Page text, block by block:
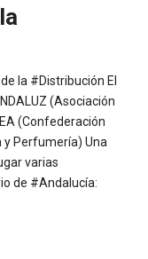
la #Distribución El
(Asociación
(Confederación
Perfumería) Una
varias
de #Andalucía: